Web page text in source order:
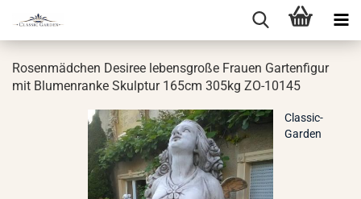
Ro­sen­mäd­chen De­si­ree le­bens­gro­ße Frau­en Gar­ten­fi­gur
mit Blu­men­ran­ke Skulp­tur 165cm 305kg ZO-​10145
Classic-
Garden